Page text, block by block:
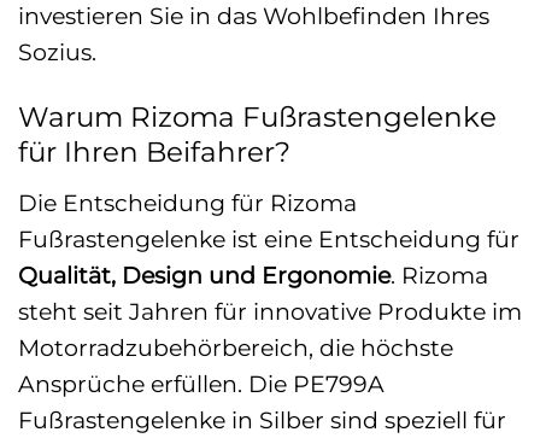
investieren Sie in das Wohlbefinden Ihres
Sozius.
Warum Rizoma Fußrastengelenke
für Ihren Beifahrer?
Die Entscheidung für Rizoma
Fußrastengelenke ist eine Entscheidung für
Qualität, Design und Ergonomie. Rizoma
steht seit Jahren für innovative Produkte im
Motorradzubehörbereich, die höchste
Ansprüche erfüllen. Die PE799A
Fußrastengelenke in Silber sind speziell für